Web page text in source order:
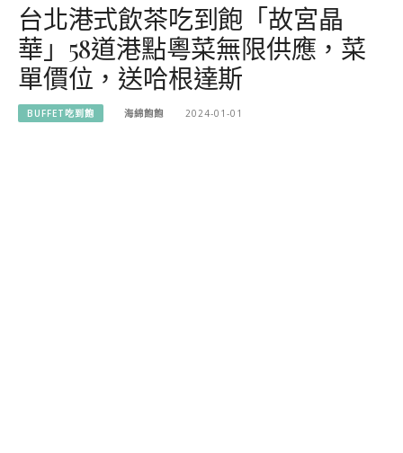
台北港式飲茶吃到飽「故宮晶
華」58道港點粵菜無限供應，菜
單價位，送哈根達斯
BUFFET吃到飽 海綿飽飽 2024-01-01